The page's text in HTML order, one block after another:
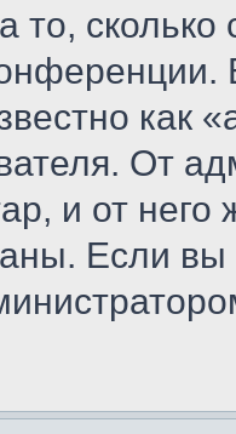
то,
как
От
и от него
Если